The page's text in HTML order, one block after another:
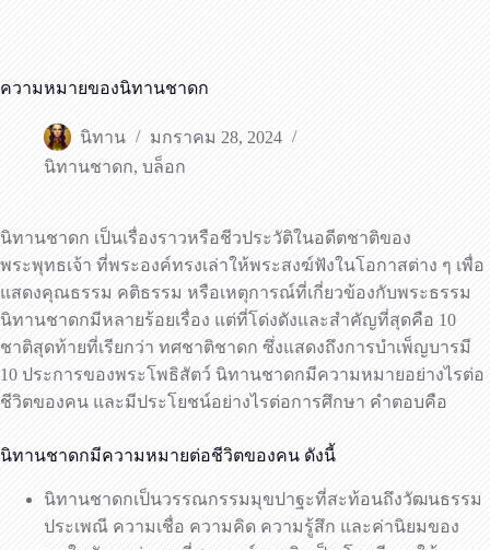
ความหมายของนิทานชาดก
นิทาน
มกราคม 28, 2024
นิทานชาดก, บล็อก
นิทานชาดก เป็นเรื่องราวหรือชีวประวัติในอดีตชาติของ
พระพุทธเจ้า ที่พระองค์ทรงเล่าให้พระสงฆ์ฟังในโอกาสต่าง ๆ เพื่อ
แสดงคุณธรรม คติธรรม หรือเหตุการณ์ที่เกี่ยวข้องกับพระธรรม
นิทานชาดกมีหลายร้อยเรื่อง แต่ที่โด่งดังและสำคัญที่สุดคือ 10
ชาติสุดท้ายที่เรียกว่า ทศชาติชาดก ซึ่งแสดงถึงการบำเพ็ญบารมี
10 ประการของพระโพธิสัตว์ นิทานชาดกมีความหมายอย่างไรต่อ
ชีวิตของคน และมีประโยชน์อย่างไรต่อการศึกษา คำตอบคือ
นิทานชาดกมีความหมายต่อชีวิตของคน ดังนี้
นิทานชาดกเป็นวรรณกรรมมุขปาฐะที่สะท้อนถึงวัฒนธรรม
ประเพณี ความเชื่อ ความคิด ความรู้สึก และค่านิยมของ